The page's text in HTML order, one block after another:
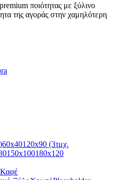
ποιότητας με ξύλινο
της αγοράς στην χαμηλότερη
60x40120x90 (3τμχ.
150x100180x120
Καφέ